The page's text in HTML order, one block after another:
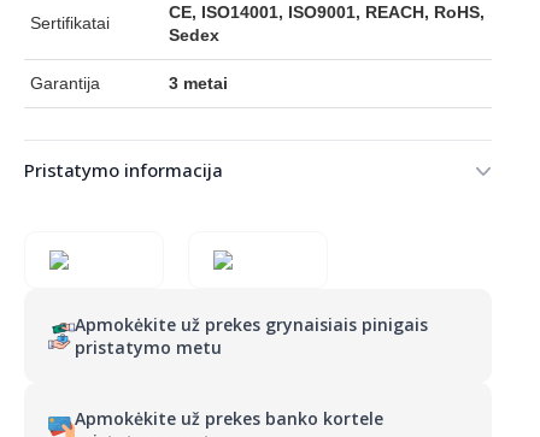
Sertifikatai
CE, ISO14001, ISO9001, REACH, RoHS,
Sedex
Garantija 3 metai
Pristatymo informacija
Apmokėkite už prekes grynaisiais pinigais
pristatymo metu
Apmokėkite už prekes banko kortele